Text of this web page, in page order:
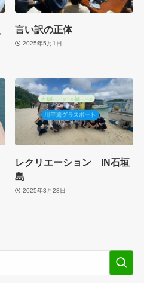
言い訳の正体
2025年5月1日
レクリエーション IN石垣
島
2025年3月28日